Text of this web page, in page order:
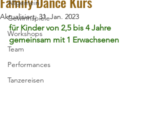
Allgemein
Gewinnspiele
Workshops
Team
Performances
Tanzereisen
Aktualisiert:31. Jan. 2023
für Kinder von 2,5 bis 4 Jahre
gemeinsam mit 1 Erwachsenen